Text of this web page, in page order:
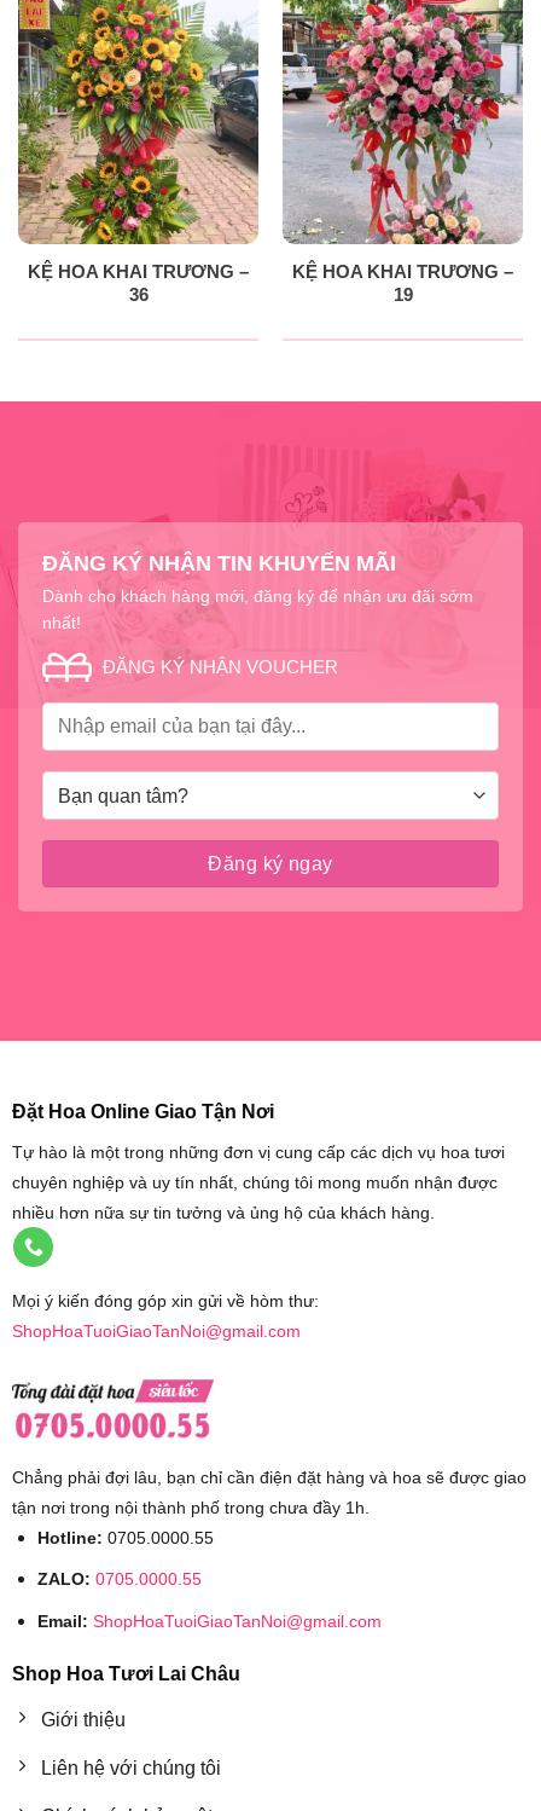
KỆ HOA KHAI TRƯƠNG –
36
KỆ HOA KHAI TRƯƠNG –
19
ĐĂNG KÝ NHẬN TIN KHUYẾN MÃI
Dành cho khách hàng mới, đăng ký để nhận ưu đãi sớm
nhất!
ĐĂNG KÝ NHẬN VOUCHER
Đặt Hoa Online Giao Tận Nơi
Tự hào là một trong những đơn vị cung cấp các dịch vụ hoa tươi
chuyên nghiệp và uy tín nhất, chúng tôi mong muốn nhận được
nhiều hơn nữa sự tin tưởng và ủng hộ của khách hàng.
Mọi ý kiến đóng góp xin gửi về hòm thư:
ShopHoaTuoiGiaoTanNoi@gmail.com
Chẳng phải đợi lâu, bạn chỉ cần điện đặt hàng và hoa sẽ được giao
tận nơi trong nội thành phố trong chưa đầy 1h.
Hotline: 0705.0000.55
ZALO: 0705.0000.55
Email: ShopHoaTuoiGiaoTanNoi@gmail.com
Shop Hoa Tươi Lai Châu
Giới thiệu
Liên hệ với chúng tôi